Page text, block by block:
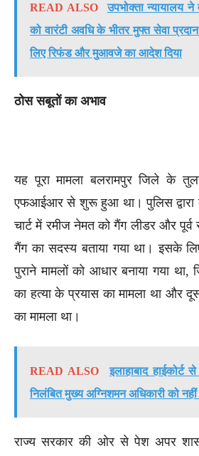
READ ALSO
उपभोक्ता न्यायालय
को वारंटी अवधि के भीतर मुफ्त सेवा
लिए रिफंड और मुआवजे का आदेश दिया
ठोस सबूतों का अभाव
यह पूरा मामला बलरामपुर जिले के
एफआईआर से शुरू हुआ था। पुलिस द्वारा
चार्ट में रमीज नेमत को गैंग लीडर और पूर्व
गैंग का सदस्य बताया गया था। इसके
पुराने मामलों को आधार बनाया गया
का हत्या के प्रयास का मामला था और
का मामला था।
READ ALSO
इलाहाबाद हाईकोर्ट
निलंबित मुख्य अग्निशमन अधिकारी को नहीं
राज्य सरकार की ओर से पेश अपर